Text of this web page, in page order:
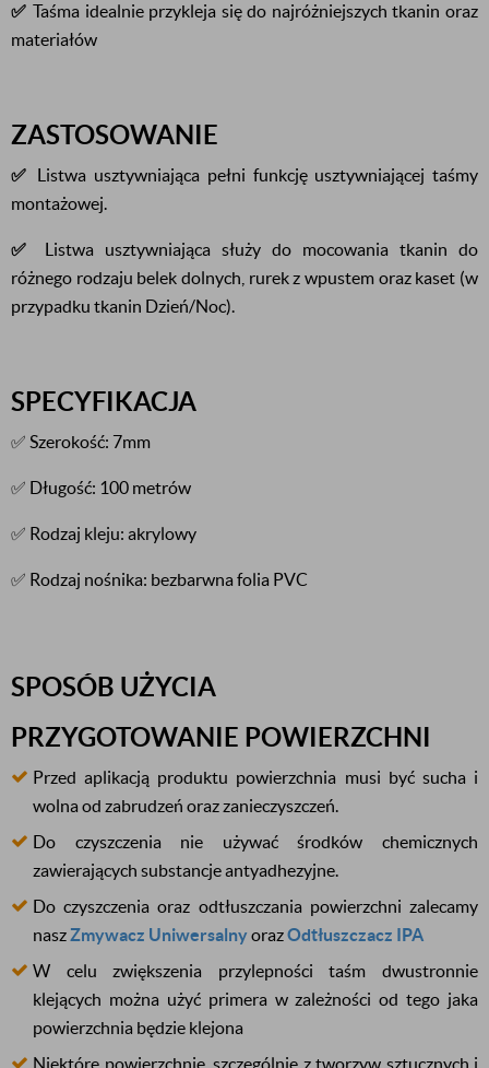
✅ Taśma idealnie przykleja się do najróżniejszych tkanin oraz
materiałów
ZASTOSOWANIE
✅
Listwa usztywniająca pełni funkcję usztywniającej taśmy
montażowej.
✅
Listwa usztywniająca służy do mocowania tkanin do
różnego rodzaju belek dolnych, rurek z wpustem oraz kaset (w
przypadku tkanin Dzień/Noc).
SPECYFIKACJA
✅ Szerokość: 7mm
✅ Długość: 100 metrów
✅ Rodzaj kleju: akrylowy
✅ Rodzaj nośnika: bezbarwna folia PVC
SPOSÓB UŻYCIA
PRZYGOTOWANIE POWIERZCHNI
Przed aplikacją produktu powierzchnia musi być sucha i
wolna od zabrudzeń oraz zanieczyszczeń.
Do czyszczenia nie używać środków chemicznych
zawierających substancje antyadhezyjne.
Do czyszczenia oraz odtłuszczania powierzchni zalecamy
naszZmywacz UniwersalnyorazOdtłuszczacz IPA
W celu zwiększenia przylepności taśm dwustronnie
klejących można użyć primera w zależności od tego jaka
powierzchnia będzie klejona
Niektóre powierzchnie, szczególnie z tworzyw sztucznych i